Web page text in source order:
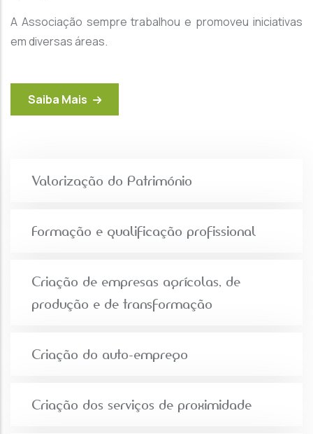
A Associação sempre trabalhou e promoveu iniciativas
em diversas áreas.
Saiba Mais
Valorização do Património
Formação e qualificação profissional
Criação de empresas agrícolas, de
produção e de transformação
Criação do auto-emprego
Criação dos serviços de proximidade